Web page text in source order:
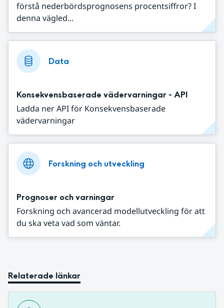
förstå nederbördsprognosens procentsiffror? I
denna vägled...
Data
Konsekvensbaserade vädervarningar - API
Ladda ner API för Konsekvensbaserade
vädervarningar
Forskning och utveckling
Prognoser och varningar
Forskning och avancerad modellutveckling för att
du ska veta vad som väntar.
Relaterade länkar